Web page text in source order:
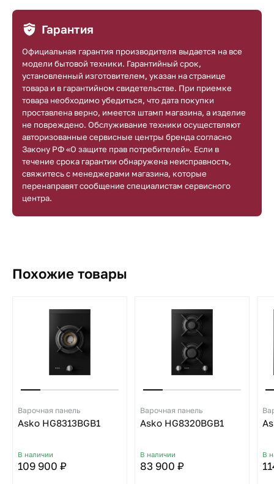
Гарантия
Официальная гарантия производителя выдается на все
модели бытовой техники. Гарантийный срок,
установленный изготовителем, указан на странице
товара и в гарантийном свидетельстве. При приемке
товара необходимо убедиться, что дата покупки
проставлена верно, имеется штамп магазина, а изделие
не повреждено. Обслуживание техники осуществляют
авторизованные сервисные центры бренда согласно
Закону РФ «О защите прав потребителей». Если в
течение срока гарантии обнаружена неисправность,
свяжитесь с менеджерами магазина, которые
перенаправят сообщение специалистам сервисного
центра.
Похожие товары
Варочная панель
Asko HG8313BGB1
В наличии
109 900 ₽
Варочная панель
Asko HG8320BGB1
В наличии
83 900 ₽
В